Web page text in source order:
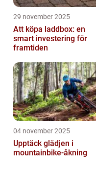
29 november 2025
Att köpa laddbox: en
smart investering för
framtiden
04 november 2025
Upptäck glädjen i
mountainbike-åkning